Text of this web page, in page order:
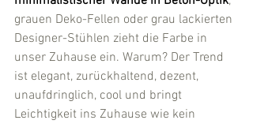
grauen Deko-Fellen oder grau lackierten
Designer-Stühlen zieht die Farbe in
unser Zuhause ein. Warum? Der Trend
ist elegant, zurückhaltend, dezent,
unaufdringlich, cool und bringt
Leichtigkeit ins Zuhause wie kein